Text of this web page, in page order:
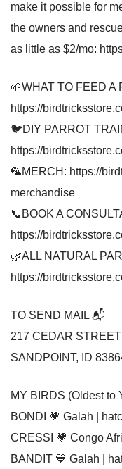
make it possible for
the owners and
as little as $2/mo:
🌱WHAT TO FEED A
https://
🐦DIY PARROT
https://
🦜MERCH: https://
merchandise
📞BOOK A
https://
🌿ALL NATURAL
https://
TO SEND MAIL 📬
217 CEDAR
SANDPOINT, ID
MY BIRDS (Oldest to
BONDI 💗 Galah |
CRESSI 💗 Congo
BANDIT 💙 Galah |